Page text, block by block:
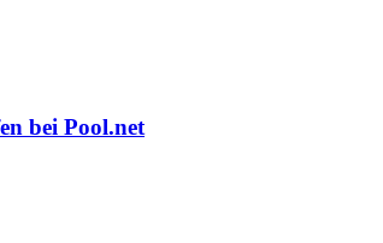
bei Pool.net